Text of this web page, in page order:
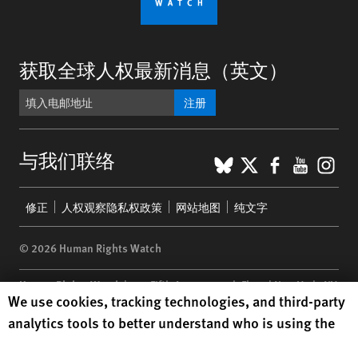
获取全球人权最新消息（英文）
注册
与我们联络 BlueSky
X
menu
修正 人权观察隐私权政策 网站地图 纯文字
© 2026 Human Rights Watch
Human Rights Watch| 350 Fifth Avenue, 34th Floor | New York,NY
10118-3299USA|t 1.212.290.4700
Human Rights Watchis a 501(C)(3) nonprofit registered in the US
Human Rights Watch cookie preferences
We use cookies, tracking technologies, and third-party
analytics tools to better understand who is using the